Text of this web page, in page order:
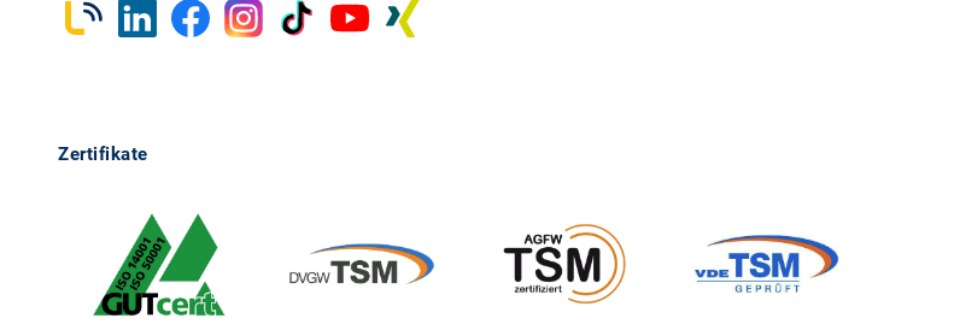
Zertifikate